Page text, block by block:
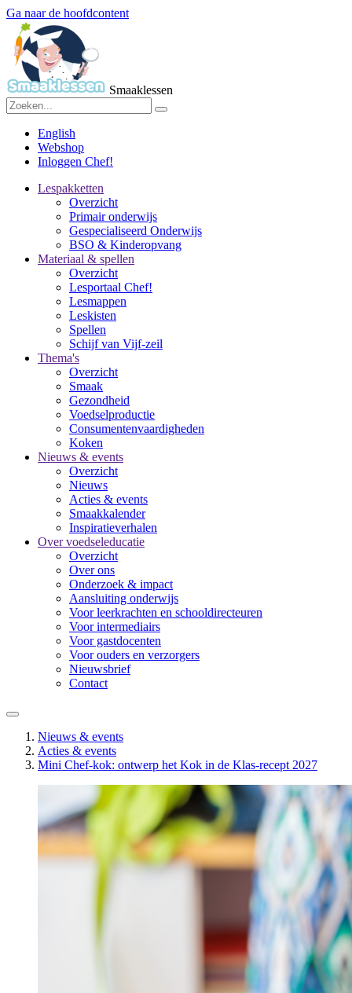
Ga naar de hoofdcontent
Smaaklessen
English
Webshop
Inloggen Chef!
Lespakketten
Overzicht
Primair onderwijs
Gespecialiseerd Onderwijs
BSO & Kinderopvang
Materiaal & spellen
Overzicht
Lesportaal Chef!
Lesmappen
Leskisten
Spellen
Schijf van Vijf-zeil
Thema's
Overzicht
Smaak
Gezondheid
Voedselproductie
Consumentenvaardigheden
Koken
Nieuws & events
Overzicht
Nieuws
Acties & events
Smaakkalender
Inspiratieverhalen
Over voedseleducatie
Overzicht
Over ons
Onderzoek & impact
Aansluiting onderwijs
Voor leerkrachten en schooldirecteuren
Voor intermediairs
Voor gastdocenten
Voor ouders en verzorgers
Nieuwsbrief
Contact
Nieuws & events
Acties & events
Mini Chef-kok: ontwerp het Kok in de Klas-recept 2027